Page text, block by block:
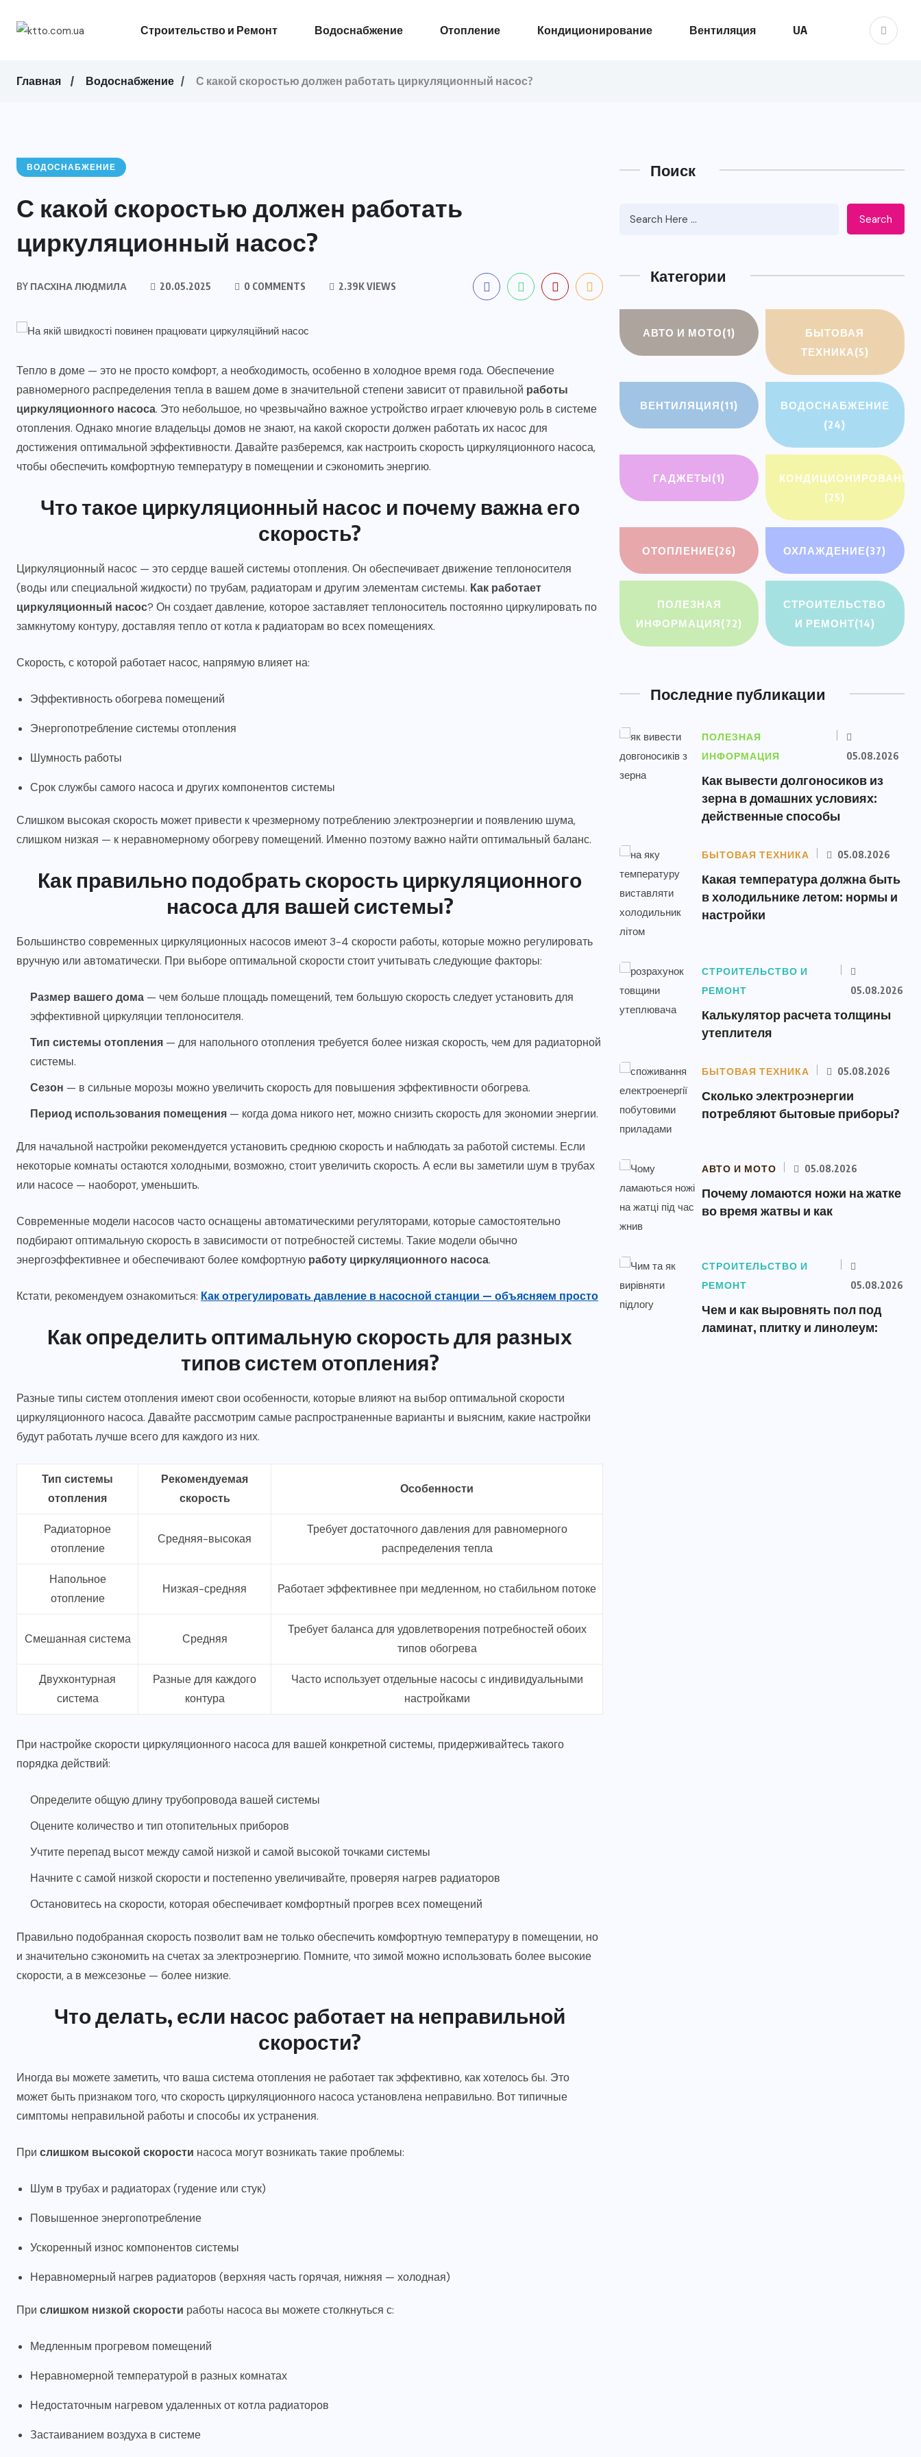
Строительство и Ремонт Водоснабжение Отопление Кондиционирование Вентиляция UA
Главная Водоснабжение С какой скоростью должен работать циркуляционный насос?
ВОДОСНАБЖЕНИЕ
С какой скоростью должен работать
циркуляционный насос?
BY ПАСХІНА ЛЮДМИЛА 20.05.2025 0 COMMENTS 2.39K VIEWS
Тепло в доме — это не просто комфорт, а необходимость, особенно в холодное время года. Обеспечение
равномерного распределения тепла в вашем доме в значительной степени зависит от правильной работы
циркуляционного насоса. Это небольшое, но чрезвычайно важное устройство играет ключевую роль в системе
отопления. Однако многие владельцы домов не знают, на какой скорости должен работать их насос для
достижения оптимальной эффективности. Давайте разберемся, как настроить скорость циркуляционного насоса,
чтобы обеспечить комфортную температуру в помещении и сэкономить энергию.
Что такое циркуляционный насос и почему важна его
скорость?
Циркуляционный насос — это сердце вашей системы отопления. Он обеспечивает движение теплоносителя
(воды или специальной жидкости) по трубам, радиаторам и другим элементам системы. Как работает
циркуляционный насос? Он создает давление, которое заставляет теплоноситель постоянно циркулировать по
замкнутому контуру, доставляя тепло от котла к радиаторам во всех помещениях.
Скорость, с которой работает насос, напрямую влияет на:
Эффективность обогрева помещений
Энергопотребление системы отопления
Шумность работы
Срок службы самого насоса и других компонентов системы
Слишком высокая скорость может привести к чрезмерному потреблению электроэнергии и появлению шума,
слишком низкая — к неравномерному обогреву помещений. Именно поэтому важно найти оптимальный баланс.
Как правильно подобрать скорость циркуляционного
насоса для вашей системы?
Большинство современных циркуляционных насосов имеют 3-4 скорости работы, которые можно регулировать
вручную или автоматически. При выборе оптимальной скорости стоит учитывать следующие факторы:
Размер вашего дома — чем больше площадь помещений, тем большую скорость следует установить для
эффективной циркуляции теплоносителя.
Тип системы отопления — для напольного отопления требуется более низкая скорость, чем для радиаторной
системы.
Сезон — в сильные морозы можно увеличить скорость для повышения эффективности обогрева.
Период использования помещения — когда дома никого нет, можно снизить скорость для экономии энергии.
Для начальной настройки рекомендуется установить среднюю скорость и наблюдать за работой системы. Если
некоторые комнаты остаются холодными, возможно, стоит увеличить скорость. А если вы заметили шум в трубах
или насосе — наоборот, уменьшить.
Современные модели насосов часто оснащены автоматическими регуляторами, которые самостоятельно
подбирают оптимальную скорость в зависимости от потребностей системы. Такие модели обычно
энергоэффективнее и обеспечивают более комфортную работу циркуляционного насоса.
Кстати, рекомендуем ознакомиться: Как отрегулировать давление в насосной станции — объясняем просто
Как определить оптимальную скорость для разных
типов систем отопления?
Разные типы систем отопления имеют свои особенности, которые влияют на выбор оптимальной скорости
циркуляционного насоса. Давайте рассмотрим самые распространенные варианты и выясним, какие настройки
будут работать лучше всего для каждого из них.
Тип системы
отопления
Рекомендуемая
скорость
Особенности
Радиаторное
отопление
Средняя-высокая
Требует достаточного давления для равномерного
распределения тепла
Напольное
отопление
Низкая-средняя Работает эффективнее при медленном, но стабильном потоке
Смешанная система Средняя
Требует баланса для удовлетворения потребностей обоих
типов обогрева
Двухконтурная
система
Разные для каждого
контура
Часто использует отдельные насосы с индивидуальными
настройками
При настройке скорости циркуляционного насоса для вашей конкретной системы, придерживайтесь такого
порядка действий:
Определите общую длину трубопровода вашей системы
Оцените количество и тип отопительных приборов
Учтите перепад высот между самой низкой и самой высокой точками системы
Начните с самой низкой скорости и постепенно увеличивайте, проверяя нагрев радиаторов
Остановитесь на скорости, которая обеспечивает комфортный прогрев всех помещений
Правильно подобранная скорость позволит вам не только обеспечить комфортную температуру в помещении, но
и значительно сэкономить на счетах за электроэнергию. Помните, что зимой можно использовать более высокие
скорости, а в межсезонье — более низкие.
Что делать, если насос работает на неправильной
скорости?
Иногда вы можете заметить, что ваша система отопления не работает так эффективно, как хотелось бы. Это
может быть признаком того, что скорость циркуляционного насоса установлена неправильно. Вот типичные
симптомы неправильной работы и способы их устранения.
При слишком высокой скорости насоса могут возникать такие проблемы:
Шум в трубах и радиаторах (гудение или стук)
Повышенное энергопотребление
Ускоренный износ компонентов системы
Неравномерный нагрев радиаторов (верхняя часть горячая, нижняя — холодная)
При слишком низкой скорости работы насоса вы можете столкнуться с:
Медленным прогревом помещений
Неравномерной температурой в разных комнатах
Недостаточным нагревом удаленных от котла радиаторов
Застаиванием воздуха в системе
Поиск
Search
Категории
АВТО И МОТО(1)
БЫТОВАЯ
ТЕХНИКА(5)
ВЕНТИЛЯЦИЯ(11)
ВОДОСНАБЖЕНИЕ
(24)
ГАДЖЕТЫ(1)
КОНДИЦИОНИРОВАНИЕ
(25)
ОТОПЛЕНИЕ(26) ОХЛАЖДЕНИЕ(37)
ПОЛЕЗНАЯ
ИНФОРМАЦИЯ(72)
СТРОИТЕЛЬСТВО
И РЕМОНТ(14)
Последние публикации
ПОЛЕЗНАЯ
ИНФОРМАЦИЯ
05.08.2026
Как вывести долгоносиков из
зерна в домашних условиях:
действенные способы
БЫТОВАЯ ТЕХНИКА 05.08.2026
Какая температура должна быть
в холодильнике летом: нормы и
настройки
СТРОИТЕЛЬСТВО И
РЕМОНТ
05.08.2026
Калькулятор расчета толщины
утеплителя
БЫТОВАЯ ТЕХНИКА 05.08.2026
Сколько электроэнергии
потребляют бытовые приборы?
АВТО И МОТО 05.08.2026
Почему ломаются ножи на жатке
во время жатвы и как
СТРОИТЕЛЬСТВО И
РЕМОНТ
05.08.2026
Чем и как выровнять пол под
ламинат, плитку и линолеум: